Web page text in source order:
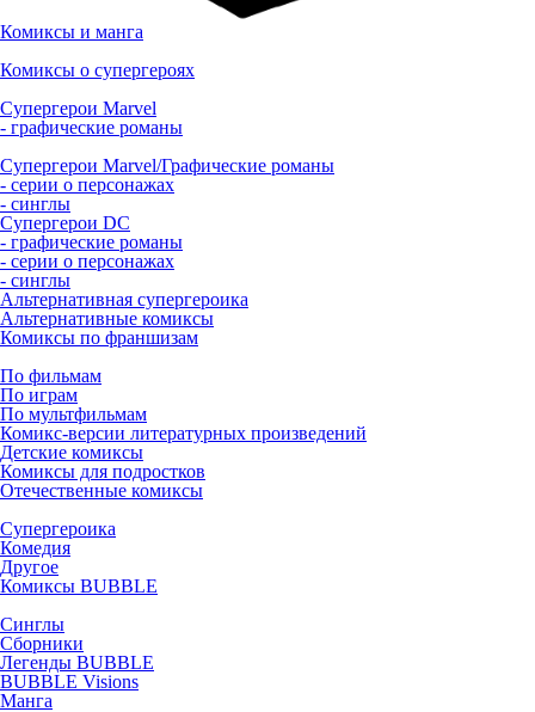
Комиксы и манга
Комиксы о супергероях
Супергерои Marvel
- графические романы
Супергерои Marvel/Графические романы
- серии о персонажах
- синглы
Супергерои DC
- графические романы
- серии о персонажах
- синглы
Альтернативная супергероика
Альтернативные комиксы
Комиксы по франшизам
По фильмам
По играм
По мультфильмам
Комикс-версии литературных произведений
Детские комиксы
Комиксы для подростков
Отечественные комиксы
Супергероика
Комедия
Другое
Комиксы BUBBLE
Синглы
Сборники
Легенды BUBBLE
BUBBLE Visions
Манга